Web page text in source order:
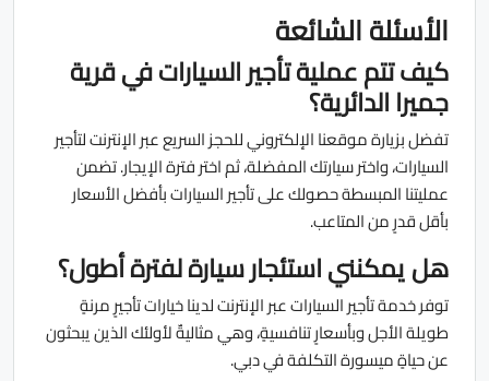
الأسئلة الشائعة
كيف تتم عملية تأجير السيارات في قرية
جميرا الدائرية؟
تفضل بزيارة موقعنا الإلكتروني للحجز السريع عبر الإنترنت لتأجير
السيارات، واختر سيارتك المفضلة، ثم اختر فترة الإيجار. تضمن
عمليتنا المبسطة حصولك على تأجير السيارات بأفضل الأسعار
بأقل قدرٍ من المتاعب.
هل يمكنني استئجار سيارة لفترة أطول؟
توفر خدمة تأجير السيارات عبر الإنترنت لدينا خيارات تأجيرٍ مرنةٍ
طويلة الأجل وبأسعارٍ تنافسيةٍ، وهي مثاليةٌ لأولئك الذين يبحثون
عن حياةٍ ميسورة التكلفة في دبي.